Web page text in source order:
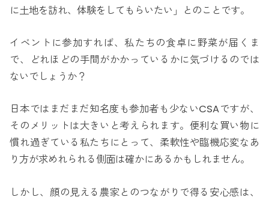
に土地を訪れ、体験をしてもらいたい」とのことです。
イベントに参加すれば、私たちの食卓に野菜が届くま
で、どれほどの手間がかかっているかに気づけるのでは
ないでしょうか？
日本ではまだまだ知名度も参加者も少ないCSAですが、
そのメリットは大きいと考えられます。便利な買い物に
慣れ過ぎている私たちにとって、柔軟性や臨機応変なあ
り方が求めれられる側面は確かにあるかもしれません。
しかし、顔の見える農家とのつながりで得る安心感は、